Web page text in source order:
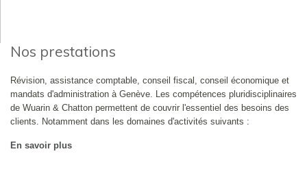
Nos prestations
Révision, assistance comptable, conseil fiscal, conseil économique et
mandats d'administration à Genève. Les compétences pluridisciplinaires
de Wuarin & Chatton permettent de couvrir l'essentiel des besoins des
clients. Notamment dans les domaines d'activités suivants :
En savoir plus